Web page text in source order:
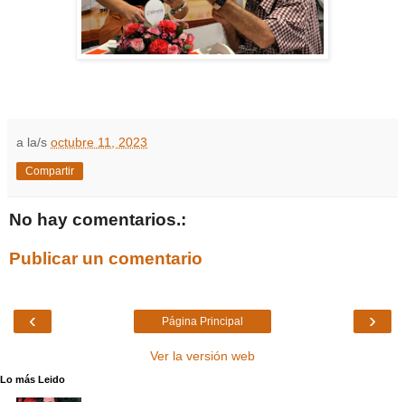
a la/s octubre 11, 2023
Compartir
No hay comentarios.:
Publicar un comentario
‹ ›
Página Principal
Ver la versión web
Lo más Leido